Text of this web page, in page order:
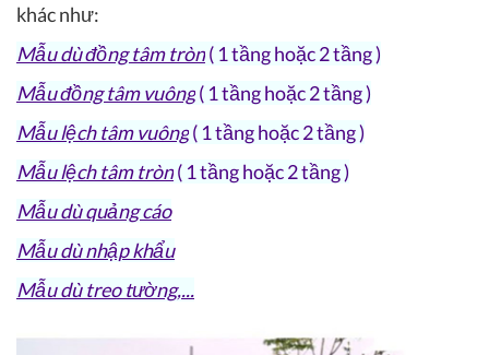
khác như:
Mẫu dù đồng tâm tròn( 1 tầng hoặc 2 tầng )
Mẫu đồng tâm vuông( 1 tầng hoặc 2 tầng )
Mẫu lệch tâm vuông( 1 tầng hoặc 2 tầng )
Mẫu lệch tâm tròn( 1 tầng hoặc 2 tầng )
Mẫu dù quảng cáo
Mẫu dù nhập khẩu
Mẫu dù treo tường,...